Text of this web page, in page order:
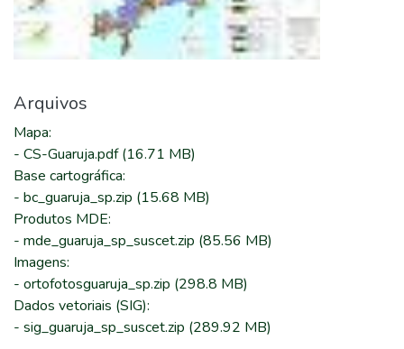
Arquivos
Mapa:
- CS-Guaruja.pdf(16.71 MB)
Base cartográfica:
- bc_guaruja_sp.zip (15.68 MB)
Produtos MDE:
- mde_guaruja_sp_suscet.zip (85.56 MB)
Imagens:
- ortofotosguaruja_sp.zip (298.8 MB)
Dados vetoriais (SIG):
- sig_guaruja_sp_suscet.zip (289.92 MB)